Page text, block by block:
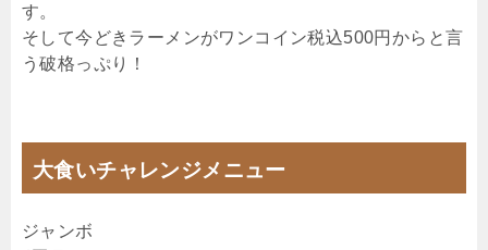
す。
そして今どきラーメンがワンコイン税込500円からと言
う破格っぷり！
大食いチャレンジメニュー
ジャンボ